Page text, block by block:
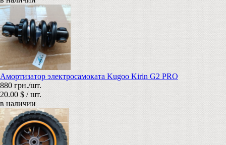
Амортизатор электросамоката Kugoo Kirin G2 PRO
880 грн./шт.
20.00 $ / шт.
в наличии